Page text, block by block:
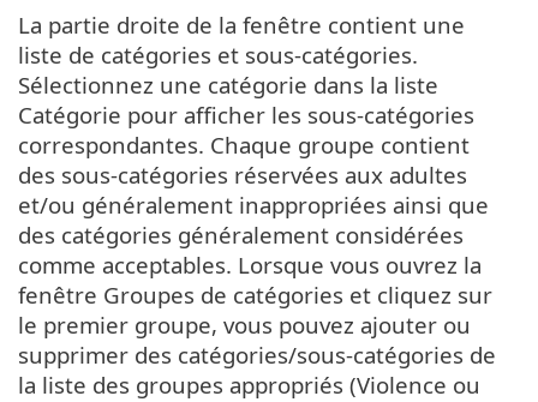
La partie droite de la fenêtre contient une
liste de catégories et sous-catégories.
Sélectionnez une catégorie dans la liste
Catégorie pour afficher les sous-catégories
correspondantes. Chaque groupe contient
des sous-catégories réservées aux adultes
et/ou généralement inappropriées ainsi que
des catégories généralement considérées
comme acceptables. Lorsque vous ouvrez la
fenêtre Groupes de catégories et cliquez sur
le premier groupe, vous pouvez ajouter ou
supprimer des catégories/sous-catégories de
la liste des groupes appropriés (Violence ou